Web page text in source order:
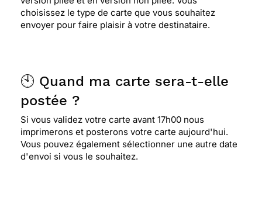
choisissez le type de carte que vous souhaitez
envoyer pour faire plaisir à votre destinataire.
🕙 Quand ma carte sera-t-elle
postée ?
Si vous validez votre carte avant 17h00 nous
imprimerons et posterons votre carte aujourd'hui.
Vous pouvez également sélectionner une autre date
d'envoi si vous le souhaitez.